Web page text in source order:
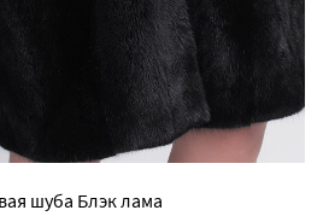
шуба Блэк лама